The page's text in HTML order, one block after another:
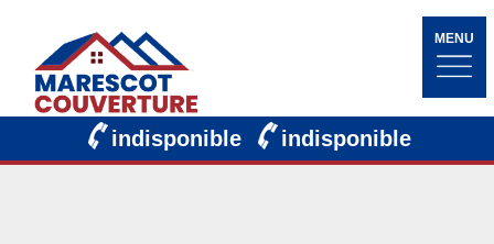
MENU
indisponible indisponible